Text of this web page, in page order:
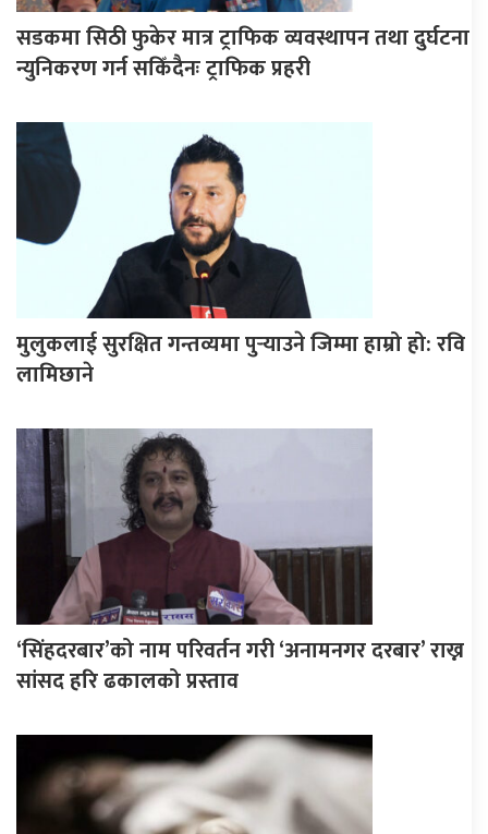
सडकमा सिठी फुकेर मात्र ट्राफिक व्यवस्थापन तथा दुर्घटना
न्युनिकरण गर्न सकिँदैनः ट्राफिक प्रहरी
मुलुकलाई सुरक्षित गन्तव्यमा पुर्‍याउने जिम्मा हाम्रो हो: रवि
लामिछाने
‘सिंहदरबार’को नाम परिवर्तन गरी ‘अनामनगर दरबार’ राख्न
सांसद हरि ढकालको प्रस्ताव